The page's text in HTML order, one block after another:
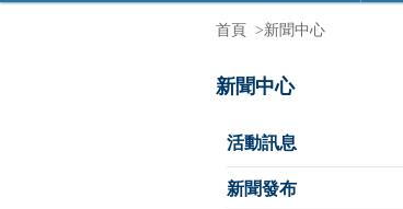
首頁 >新聞中心
新聞中心
活動訊息
新聞發布